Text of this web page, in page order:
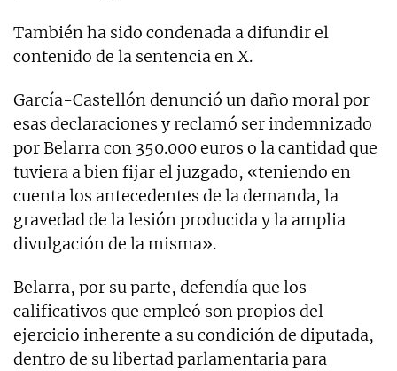
También ha sido condenada a difundir el
contenido de la sentencia en X.
García-Castellón denunció un daño moral por
esas declaraciones y reclamó ser indemnizado
por Belarra con 350.000 euros o la cantidad que
tuviera a bien fijar el juzgado, «teniendo en
cuenta los antecedentes de la demanda, la
gravedad de la lesión producida y la amplia
divulgación de la misma».
Belarra, por su parte, defendía que los
calificativos que empleó son propios del
ejercicio inherente a su condición de diputada,
dentro de su libertad parlamentaria para